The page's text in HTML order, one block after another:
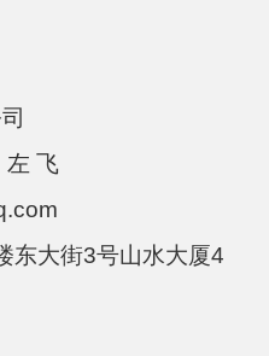
左 飞
.com
东大街3号山水大厦4